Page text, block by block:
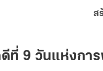
ส
ที่ 9 วันแห่งกา